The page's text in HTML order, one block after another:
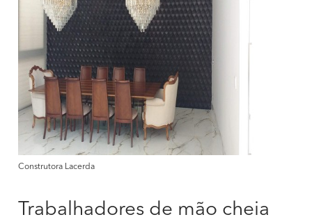
Construtora Lacerda
Trabalhadores de mão cheia